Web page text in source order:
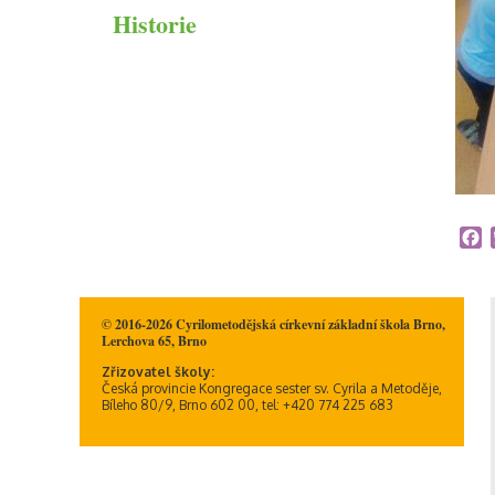
Duchovní život
Informační memorandum
Historie
© 2016-2026 Cyrilometodějská církevní základní škola Brno,
Lerchova 65, Brno
Zřizovatel školy:
Česká provincie Kongregace sester sv. Cyrila a Metoděje,
Bíleho 80/9, Brno 602 00, tel: +420 774 225 683